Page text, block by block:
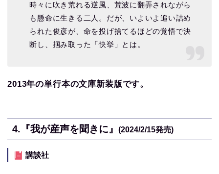
時々に吹き荒れる逆風、荒波に翻弄されながら
も懸命に生きる二人。だが、いよいよ追い詰め
られた俊彦が、命を投げ捨てるほどの覚悟で決
断し、掴み取った「快挙」とは。
2013年の単行本の文庫新装版です。
4. 『我が産声を聞きに』 (2024/2/15発売)
講談社